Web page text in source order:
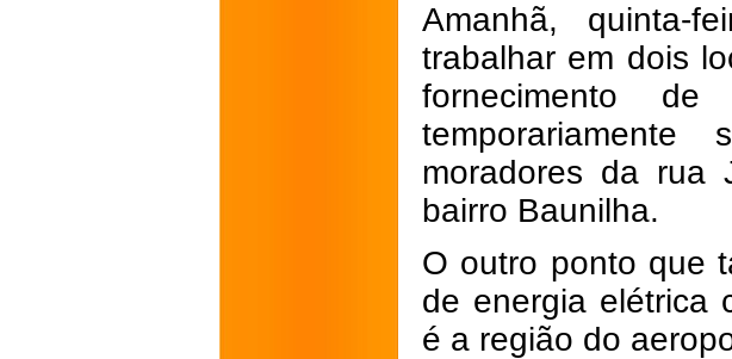
Amanhã,
trabalhar em dois
fornecimento
moradores da rua
bairro Baunilha.
O outro ponto que
de energia elétrica
é a região do